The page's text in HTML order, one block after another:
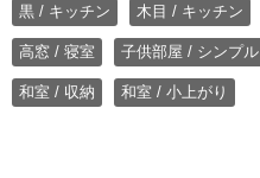
黒 / キッチン 木目 / キッチン
高窓 / 寝室 子供部屋 / シンプル
和室 / 収納 和室 / 小上がり